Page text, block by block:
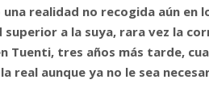
realidad no recogida aún en
superior a la suya, rara vez la
Tuenti, tres años más tarde,
real aunque ya no le sea